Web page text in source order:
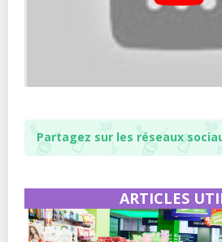
Partagez sur les réseaux
ARTICLES